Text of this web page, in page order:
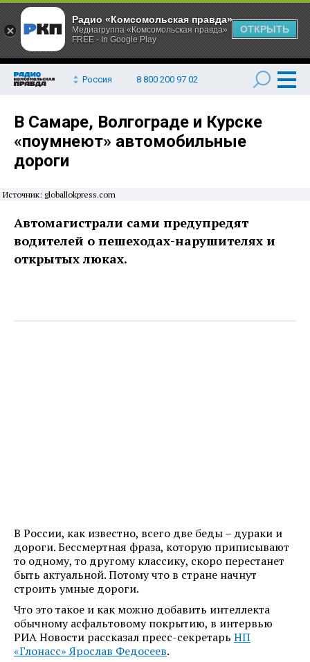
Россия 8 800 200 97 02
В Самаре, Волгограде и Курске
«поумнеют» автомобильные
дороги
Источник: globallokpress.com
Автомагистрали сами предупредят
водителей о пешеходах-нарушителях и
открытых люках.
В России, как известно, всего две беды – дураки и
дороги. Бессмертная фраза, которую приписывают
то одному, то другому классику, скоро перестанет
быть актуальной. Потому что в стране начнут
строить умные дороги.
Что это такое и как можно добавить интеллекта
обычному асфальтовому покрытию, в интервью
РИА Новости рассказал пресс-секретарь НП
«Глонасс» Ярослав Федосеев.
Радио «Комсомольская правда»
Медиагруппа «Комсомольская правда»
FREE - In Google Play
ОТКРЫТЬ